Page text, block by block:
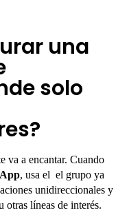
una
solo
va a encantar. Cuando
, usa el el grupo ya
unidireccionales y
otras líneas de interés.